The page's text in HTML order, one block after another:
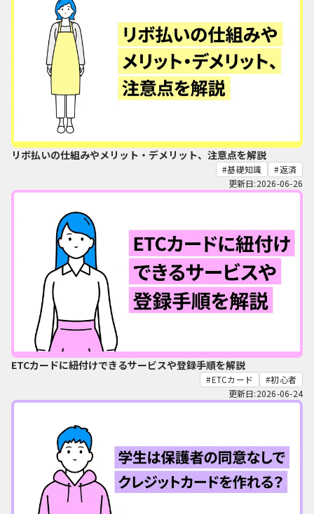
リボ払いの仕組みやメリット・デメリット、注意点を解説
基礎知識
返済
更新日:2026-06-26
ETCカードに紐付けできるサービスや登録手順を解説
ETCカード
初心者
更新日:2026-06-24